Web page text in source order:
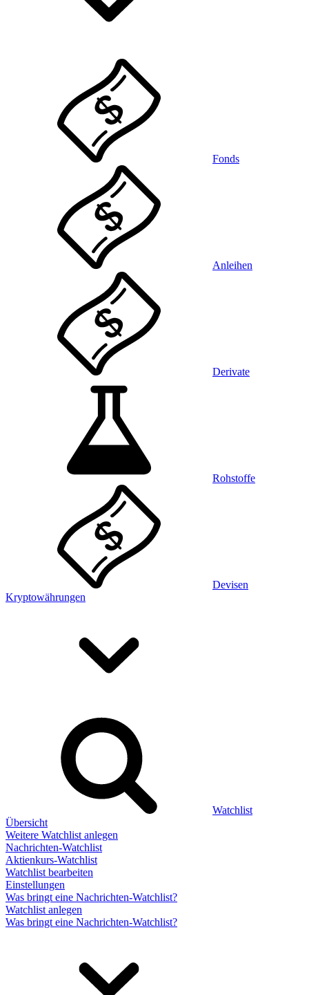
Fonds
Anleihen
Derivate
Rohstoffe
Devisen
Kryptowährungen
Watchlist
Übersicht
Weitere Watchlist anlegen
Nachrichten-Watchlist
Aktienkurs-Watchlist
Watchlist bearbeiten
Einstellungen
Was bringt eine Nachrichten-Watchlist?
Watchlist anlegen
Was bringt eine Nachrichten-Watchlist?